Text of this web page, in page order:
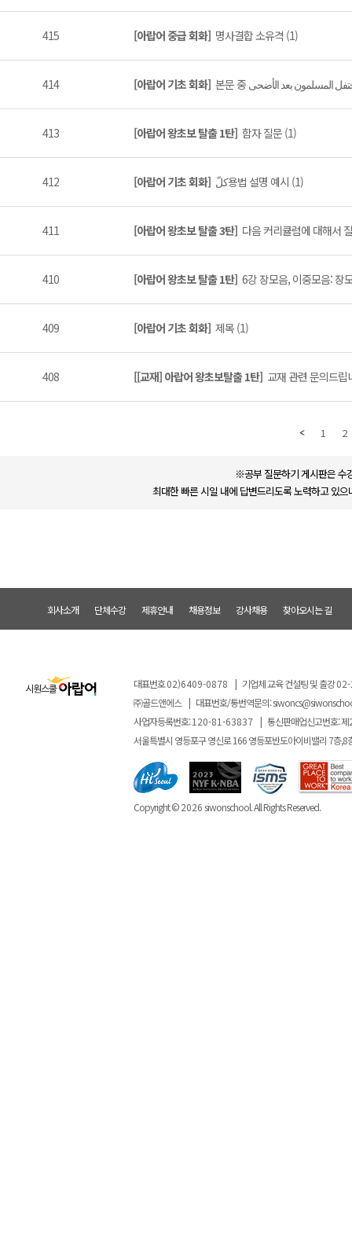
415 [아랍어 중급 회화] 명사결합 소유격 (1)
414 [아랍어 기초 회화]
413 [아랍어 왕초보 탈출 1탄] 함자 질문 (1)
412 [아랍어 기초 회화] كلّ용법 설명 예시 (1)
411 [아랍어 왕초보 탈출 3탄] 다음 커리큘럼에 대해서
410 [아랍어 왕초보 탈출 1탄] 6강 장모음, 이중모음: 장
409 [아랍어 기초 회화] 제목 (1)
408 [[교재] 아랍어 왕초보탈출 1탄] 교재 관련 문의드립
1 2
※공부 질문하기 게시판은 수
최대한 빠른 시일 내에 답변드리도록 노력하고 있
회사소개 단체수강 제휴안내 채용정보 강사채용 찾아오시는 길
대표번호02)6409-0878 | 기업체 교육 컨설팅 및 출강
㈜골드앤에스 | 대표번호/통번역문의:
사업자등록번호:120-81-63837 | 통신판매업신고번호: 제
서울특별시 영등포구 영신로 166 영등포반도아이비밸리 7층,8
Copyright ©2026siwonschool. All Rights Reserved.